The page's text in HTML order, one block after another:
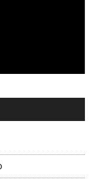
01:04
Corporación